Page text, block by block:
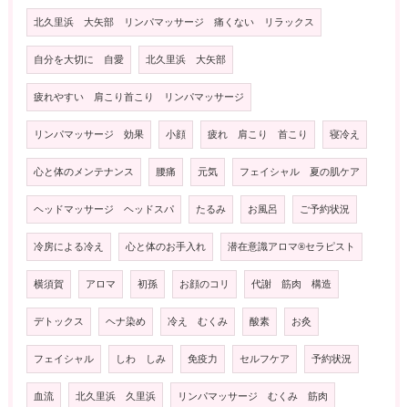
北久里浜 大矢部 リンパマッサージ 痛くない リラックス
自分を大切に 自愛 北久里浜 大矢部
疲れやすい 肩こり首こり リンパマッサージ
リンパマッサージ 効果 小顔 疲れ 肩こり 首こり 寝冷え
心と体のメンテナンス 腰痛 元気 フェイシャル 夏の肌ケア
ヘッドマッサージ ヘッドスパ たるみ お風呂 ご予約状況
冷房による冷え 心と体のお手入れ 潜在意識アロマ®️セラピスト
横須賀 アロマ 初孫 お顔のコリ 代謝 筋肉 構造
デトックス ヘナ染め 冷え むくみ 酸素 お灸
フェイシャル しわ しみ 免疫力 セルフケア 予約状況
血流 北久里浜 久里浜 リンパマッサージ むくみ 筋肉